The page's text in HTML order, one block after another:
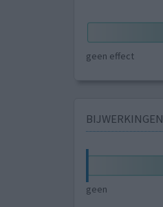
geen effect
BIJWERKINGEN
geen